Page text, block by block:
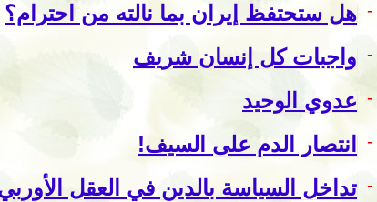
هل ستحتفظ إيران بما نالته من احترام؟ -
واجبات كل إنسان شريف -
عدوي الوحيد -
انتصار الدم على السيف! -
تداخل السياسة بالدين في العقل -